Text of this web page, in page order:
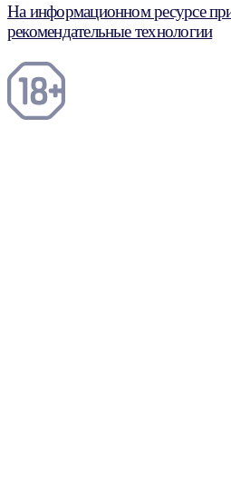
На информационном ресурсе
рекомендательные технологии